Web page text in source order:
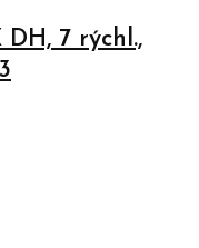
DH, 7 rýchl.,